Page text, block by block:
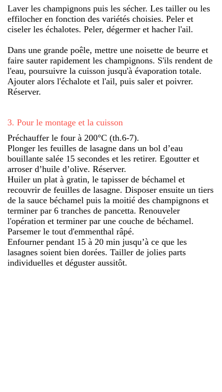
Laver les champignons puis les sécher. Les tailler ou les
effilocher en fonction des variétés choisies. Peler et
ciseler les échalotes. Peler, dégermer et hacher l'ail.
Dans une grande poêle, mettre une noisette de beurre et
faire sauter rapidement les champignons. S'ils rendent de
l'eau, poursuivre la cuisson jusqu'à évaporation totale.
Ajouter alors l'échalote et l'ail, puis saler et poivrer.
Réserver.
3. Pour le montage et la cuisson
Préchauffer le four à 200°C (th.6-7).
Plonger les feuilles de lasagne dans un bol d’eau
bouillante salée 15 secondes et les retirer. Egoutter et
arroser d’huile d’olive. Réserver.
Huiler un plat à gratin, le tapisser de béchamel et
recouvrir de feuilles de lasagne. Disposer ensuite un tiers
de la sauce béchamel puis la moitié des champignons et
terminer par 6 tranches de pancetta. Renouveler
l'opération et terminer par une couche de béchamel.
Parsemer le tout d'emmenthal râpé.
Enfourner pendant 15 à 20 min jusqu’à ce que les
lasagnes soient bien dorées. Tailler de jolies parts
individuelles et déguster aussitôt.